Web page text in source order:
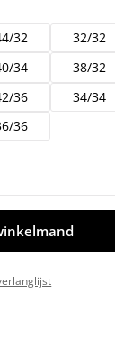
32 32/32
34 38/32
36 34/34
36
Voer